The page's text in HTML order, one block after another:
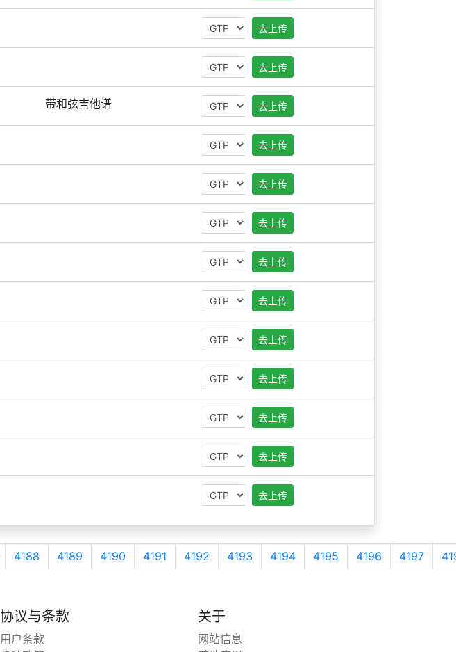
去上传
去上传
带和弦吉他谱 去上传
去上传
去上传
去上传
去上传
去上传
去上传
去上传
去上传
去上传
去上传
4188 4189 4190 4191 4192 4193 4194 4195 4196 4197
协议与条款
用户条款
关于
网站信息